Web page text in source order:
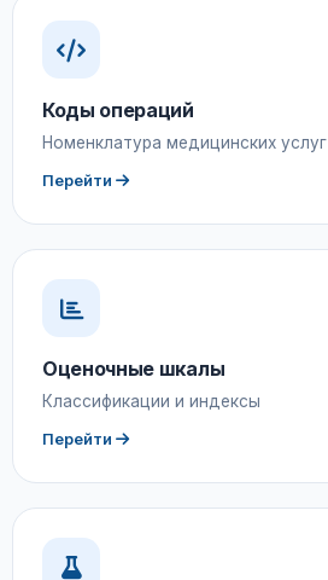
Коды операций
Номенклатура медицинских услуг
Перейти
Оценочные шкалы
Классификации и индексы
Перейти